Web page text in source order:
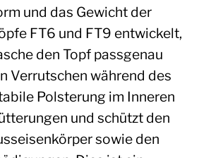
und das Gewicht der
FT6 und FT9 entwickelt,
den Topf passgenau
Verrutschen während des
Polsterung im Inneren
und schützt den
sowie den